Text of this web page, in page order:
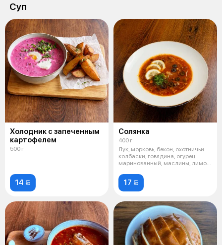
Суп
Холодник с запеченным
картофелем
500 г
14 
Солянка
400 г
Лук, морковь, бекон, охотничьи
колбаски, говядина, огурец
маринованный, маслины, лимон,
17 